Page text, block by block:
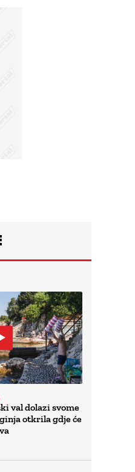
val dolazi svome
otkrila gdje će